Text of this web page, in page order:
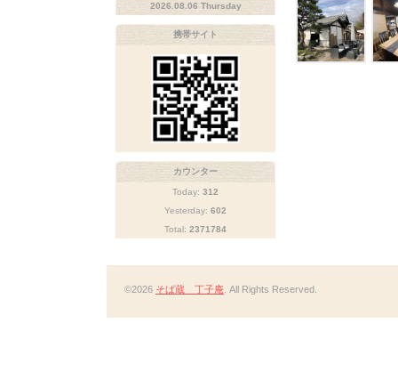
2026.08.06 Thursday
携帯サイト
カウンター
Today: 312
Yesterday: 602
Total: 2371784
©2026 そば蔵 丁子庵 . All Rights Reserved.